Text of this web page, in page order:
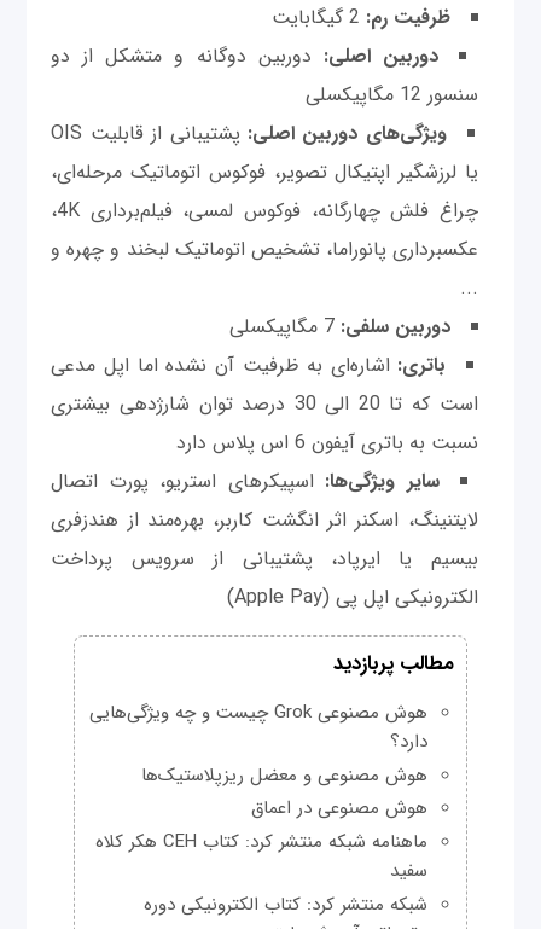
ظرفیت رم: 2 گیگابایت
دوربین اصلی: دوربین دوگانه و متشکل از دو
سنسور 12 مگاپیکسلی
ویژگی‌های دوربین اصلی:
پشتیبانی از قابلیت OIS
یا لرزشگیر اپتیکال تصویر، فوکوس اتوماتیک مرحله‌ای،
چراغ فلش چهارگانه، فوکوس لمسی، فیلم‌برداری 4K،
عکسبرداری پانوراما، تشخیص اتوماتیک لبخند و چهره و
...
دوربین سلفی:7 مگاپیکسلی
باتری: اشاره‌ای به ظرفیت آن نشده اما اپل مدعی
است که تا 20 الی 30 درصد توان شارژدهی بیشتری
نسبت به باتری آیفون 6 اس پلاس دارد
سایر ویژگی‌ها: اسپیکرهای استریو، پورت اتصال
لایتنینگ، اسکنر اثر انگشت کاربر، بهره‌مند از هندزفری
بیسیم یا ایرپاد، پشتیبانی از سرویس پرداخت
الکترونیکی اپل پی (Apple Pay)
مطالب پربازدید
هوش مصنوعی Grok چیست و چه ویژگی‌هایی
دارد؟
هوش مصنوعی و معضل ریزپلاستیک‌ها
هوش مصنوعی در اعماق
ماهنامه شبکه منتشر کرد: کتاب CEH هکر کلاه
سفید
شبکه منتشر کرد: کتاب الکترونیکی دوره